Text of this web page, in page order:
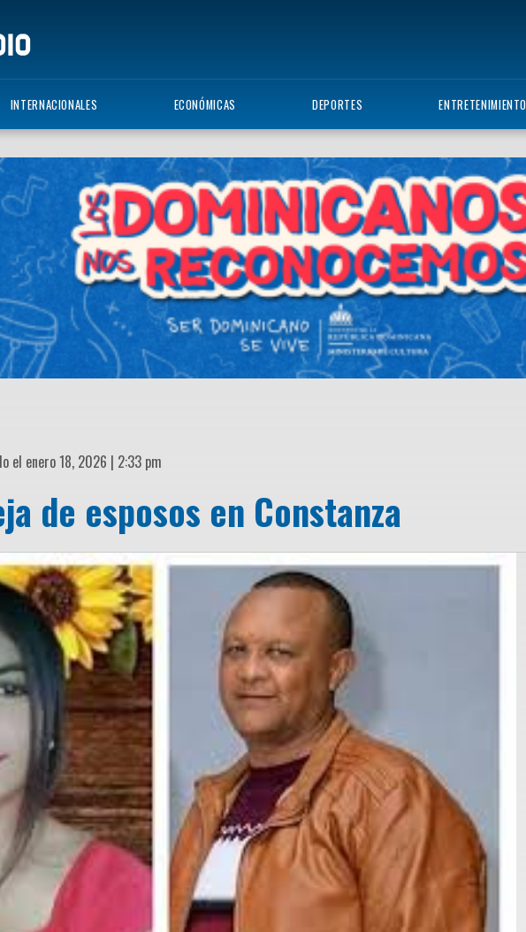
INTERNACIONALES ECONÓMICAS DEPORTES ENTRETENIMIENTO
el enero 18, 2026 | 2:33 pm
de esposos en Constanza